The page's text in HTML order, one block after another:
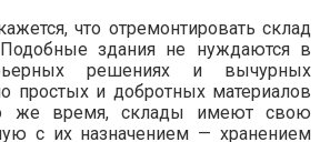
что отремонтировать склад
здания не нуждаются в
решениях и вычурных
простых и добротных материалов
же время, склады имеют свою
с их назначением — хранением